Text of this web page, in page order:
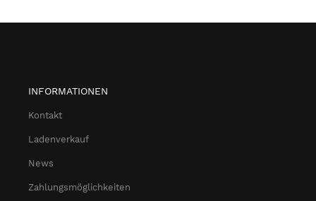
INFORMATIONEN
Kontakt
Ladenverkauf
News
Zahlungsmöglichkeiten